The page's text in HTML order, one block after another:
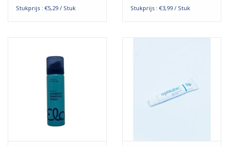
Stukprijs : €5,29 / Stuk Stukprijs : €3,99 / Stuk